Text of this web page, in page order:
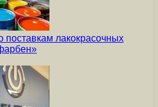
поставкам лакокрасочных